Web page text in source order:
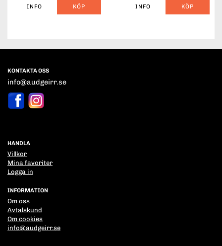
INFO KÖP INFO KÖP
KONTAKTA OSS
info@audgeirr.se
HANDLA
Villkor
Mina favoriter
Logga in
INFORMATION
Om oss
Avtalskund
Om cookies
info@audgeirr.se